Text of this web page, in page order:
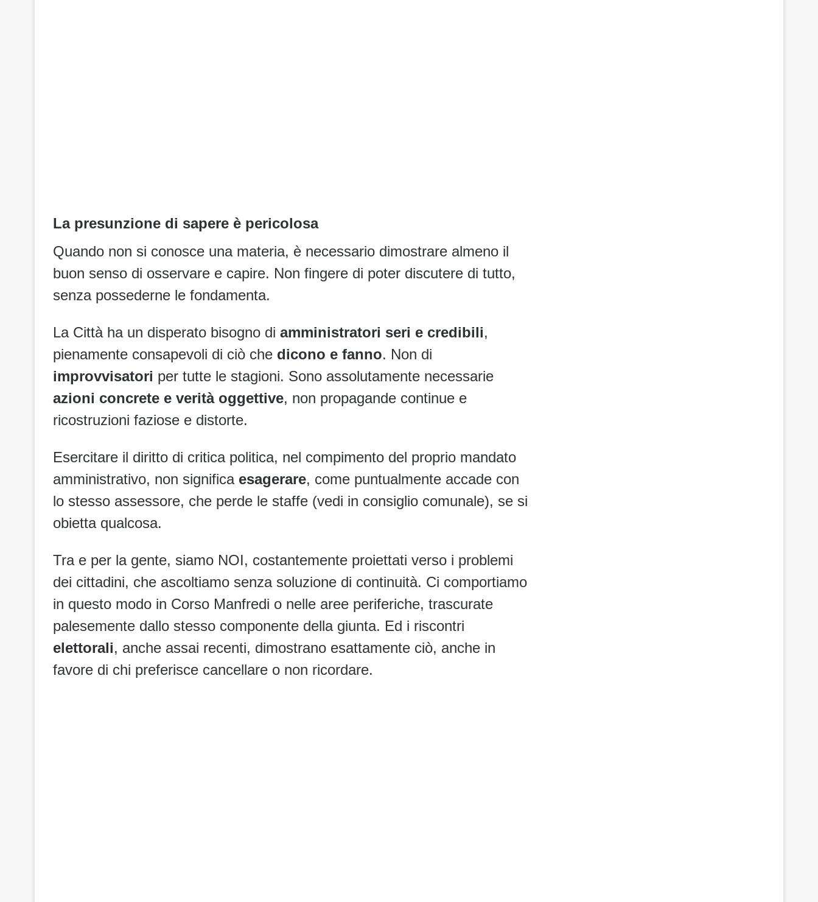
La presunzione di sapere è pericolosa
Quando non si conosce una materia, è necessario dimostrare almeno il
buon senso di osservare e capire. Non fingere di poter discutere di tutto,
senza possederne le fondamenta.
La Città ha un disperato bisogno di amministratori seri e credibili,
pienamente consapevoli di ciò che dicono e fanno. Non di
improvvisatori per tutte le stagioni. Sono assolutamente necessarie
azioni concrete e verità oggettive, non propagande continue e
ricostruzioni faziose e distorte.
Esercitare il diritto di critica politica, nel compimento del proprio mandato
amministrativo, non significa esagerare, come puntualmente accade con
lo stesso assessore, che perde le staffe (vedi in consiglio comunale), se si
obietta qualcosa.
Tra e per la gente, siamo NOI, costantemente proiettati verso i problemi
dei cittadini, che ascoltiamo senza soluzione di continuità. Ci comportiamo
in questo modo in Corso Manfredi o nelle aree periferiche, trascurate
palesemente dallo stesso componente della giunta. Ed i riscontri
elettorali, anche assai recenti, dimostrano esattamente ciò, anche in
favore di chi preferisce cancellare o non ricordare.